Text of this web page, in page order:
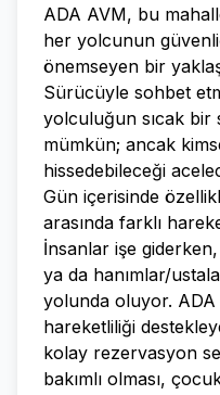
ADA AVM, bu
her yolcunun
önemseyen bir
Sürücüyle sohbet
yolculuğun sıcak bir
mümkün; ancak
hissedebileceği
Gün içerisinde
arasında farklı
İnsanlar işe
ya da hanımlar/
yolunda oluyor. ADA
hareketliliği
kolay rezervasyon
bakımlı olması,